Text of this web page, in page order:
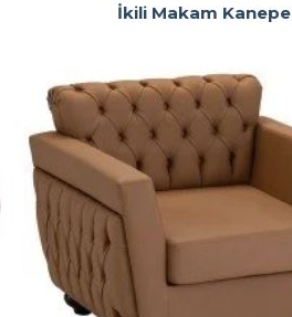
İkili Makam Kanepe